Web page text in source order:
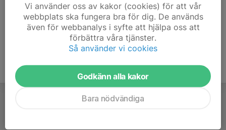
Vi använder oss av kakor (cookies) för att vår
webbplats ska fungera bra för dig. De används
även för webbanalys i syfte att hjälpa oss att
förbättra våra tjänster.
Så använder vi cookies
Godkänn alla kakor
Bara nödvändiga